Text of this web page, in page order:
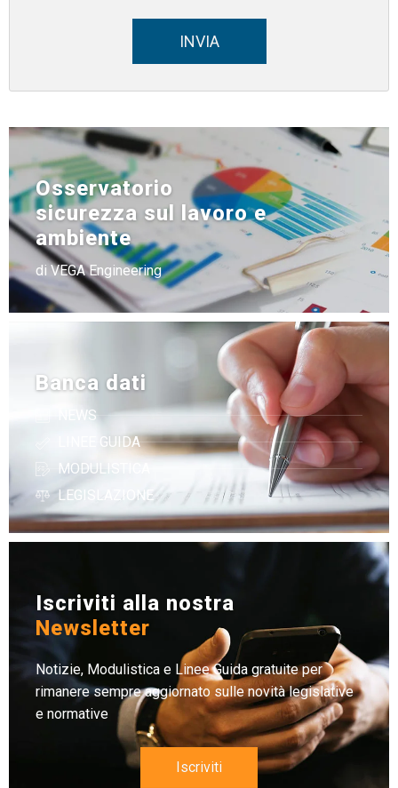
INVIA
Banca dati
NEWS
LINEE GUIDA
MODULISTICA
LEGISLAZIONE
Osservatorio
sicurezza sul lavoro e
ambiente
di VEGA Engineering
Iscriviti alla nostra
Newsletter
Notizie, Modulistica e Linee Guida gratuite per
rimanere sempre aggiornato sulle novità legislative
e normative
Iscriviti